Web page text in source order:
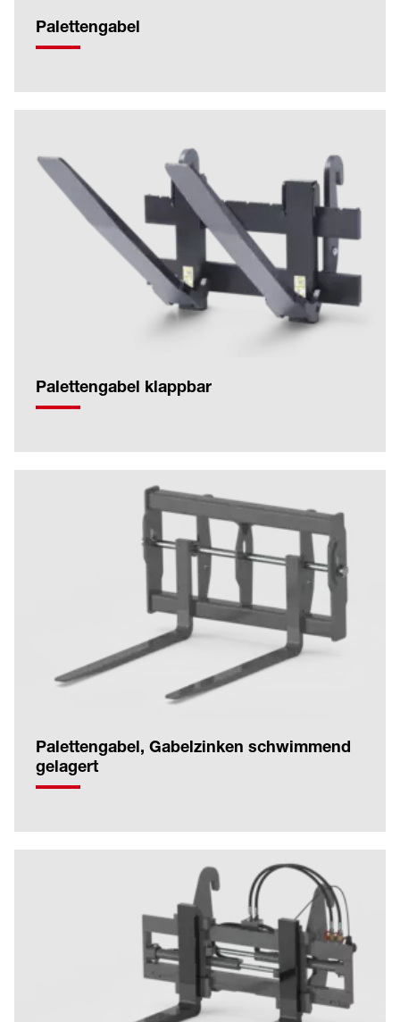
Palettengabel
Palettengabel klappbar
Palettengabel, Gabelzinken schwimmend
gelagert